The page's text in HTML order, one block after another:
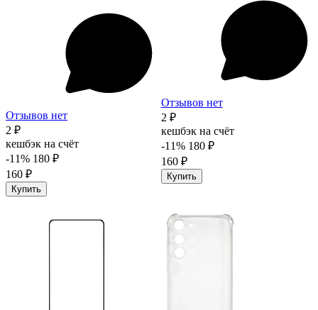
Отзывов нет
2 ₽
кешбэк на счёт
-11% 180 ₽
160 ₽
Купить
Отзывов нет
2 ₽
кешбэк на счёт
-11% 180 ₽
160 ₽
Купить